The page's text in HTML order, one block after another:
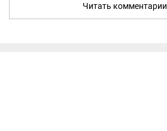
Читать комментарии